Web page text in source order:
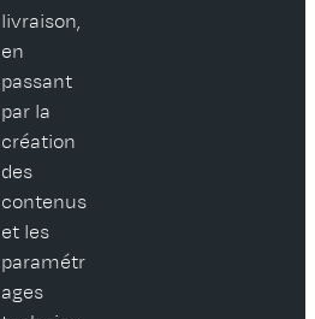
livraison,
en
passant
par la
création
des
contenus
et les
paramétr
ages